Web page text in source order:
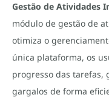
Gestão de Atividades
módulo de gestão de
otimiza o
única plataforma, os
progresso das tarefas,
gargalos de forma